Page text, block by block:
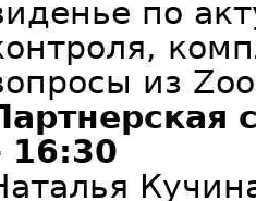
по
из
16:30